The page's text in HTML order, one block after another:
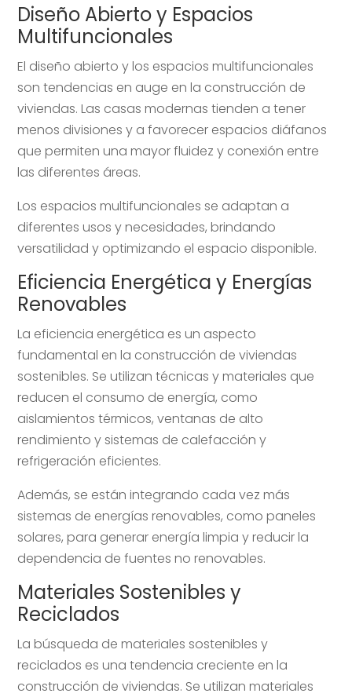
Diseño Abierto y Espacios
Multifuncionales
El diseño abierto y los espacios multifuncionales
son tendencias en auge en la construcción de
viviendas. Las casas modernas tienden a tener
menos divisiones y a favorecer espacios diáfanos
que permiten una mayor fluidez y conexión entre
las diferentes áreas.
Los espacios multifuncionales se adaptan a
diferentes usos y necesidades, brindando
versatilidad y optimizando el espacio disponible.
Eficiencia Energética y Energías
Renovables
La eficiencia energética es un aspecto
fundamental en la construcción de viviendas
sostenibles. Se utilizan técnicas y materiales que
reducen el consumo de energía, como
aislamientos térmicos, ventanas de alto
rendimiento y sistemas de calefacción y
refrigeración eficientes.
Además, se están integrando cada vez más
sistemas de energías renovables, como paneles
solares, para generar energía limpia y reducir la
dependencia de fuentes no renovables.
Materiales Sostenibles y
Reciclados
La búsqueda de materiales sostenibles y
reciclados es una tendencia creciente en la
construcción de viviendas. Se utilizan materiales